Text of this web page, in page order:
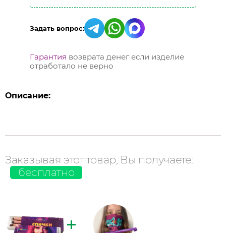
Задать вопрос:
Гарантия возврата денег если изделие
отработало не верно
Описание:
Заказывая этот товар, Вы получаете:
бесплатно